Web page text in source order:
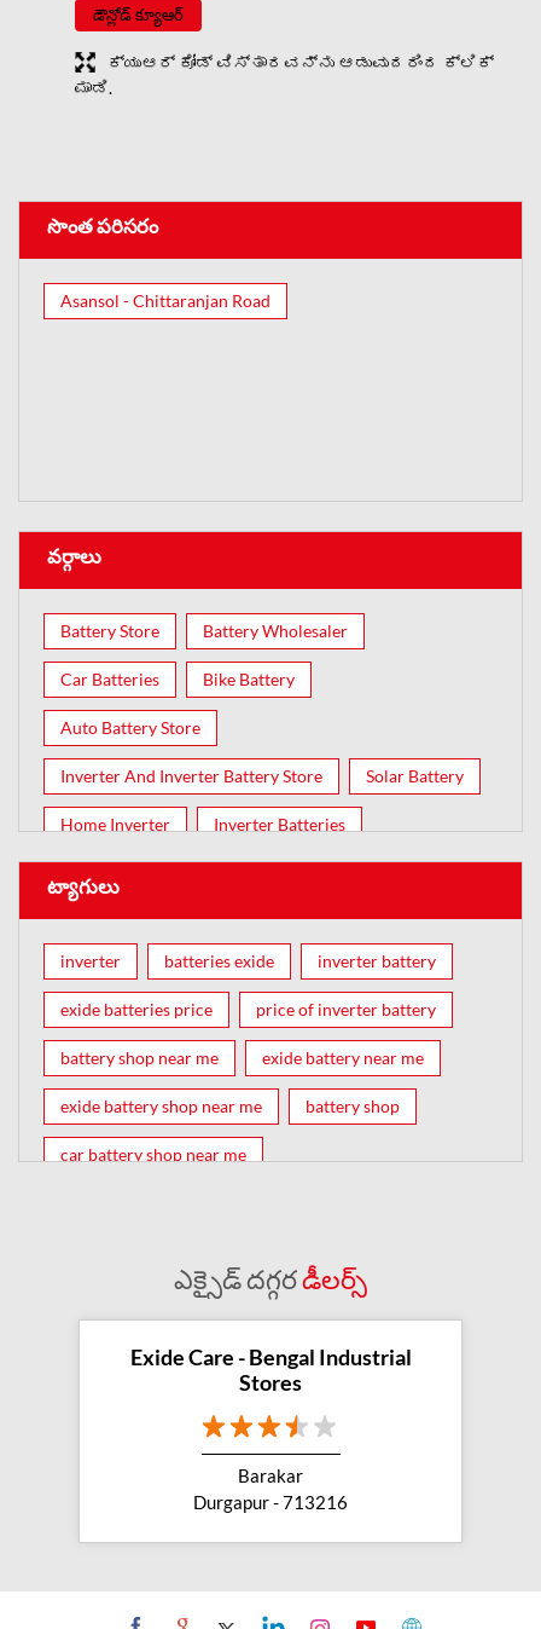
డౌన్లోడ్ క్యూఆర్
ಕ್ಯುಆರ್ ಕೋಡ್ ವಿಸ್ತಾರವನ್ನು ಆಡುವುದರಿಂದ ಕ್ಲಿಕ್
ಮಾಡಿ.
సొంత పరిసరం
Asansol - Chittaranjan Road
వర్గాలు
Battery Store Battery Wholesaler
Car Batteries Bike Battery
Auto Battery Store
Inverter And Inverter Battery Store Solar Battery
Home Inverter Inverter Batteries
ట్యాగులు
inverter batteries exide inverter battery
exide batteries price price of inverter battery
battery shop near me exide battery near me
exide battery shop near me battery shop
car battery shop near me
inverter battery shop near me
exide dealer near me exide showroom near me
exide battery showroom near me
exide battery dealer inverter battery
inverter shop near me
ఎక్సైడ్ దగ్గరడీలర్స్
Exide Care - Bengal Industrial
Stores
Barakar
Durgapur - 713216